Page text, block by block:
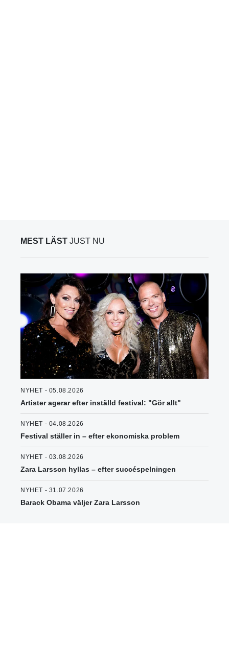
MEST LÄST JUST NU
NYHET - 05.08.2026
Artister agerar efter inställd festival: "Gör allt"
NYHET - 04.08.2026
Festival ställer in – efter ekonomiska problem
NYHET - 03.08.2026
Zara Larsson hyllas – efter succéspelningen
NYHET - 31.07.2026
Barack Obama väljer Zara Larsson